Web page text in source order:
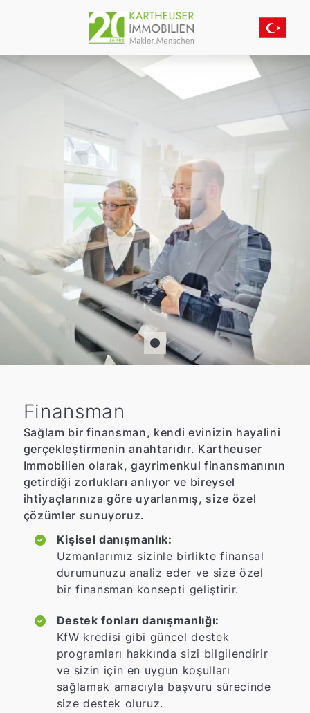
Finansman
Sağlam bir finansman, kendi evinizin hayalini
gerçekleştirmenin anahtarıdır. Kartheuser
Immobilien olarak, gayrimenkul finansmanının
getirdiği zorlukları anlıyor ve bireysel
ihtiyaçlarınıza göre uyarlanmış, size özel
çözümler sunuyoruz.
Kişisel danışmanlık:
Uzmanlarımız sizinle birlikte finansal
durumunuzu analiz eder ve size özel
bir finansman konsepti geliştirir.
Destek fonları danışmanlığı:
KfW kredisi gibi güncel destek
programları hakkında sizi bilgilendirir
ve sizin için en uygun koşulları
sağlamak amacıyla başvuru sürecinde
size destek oluruz.